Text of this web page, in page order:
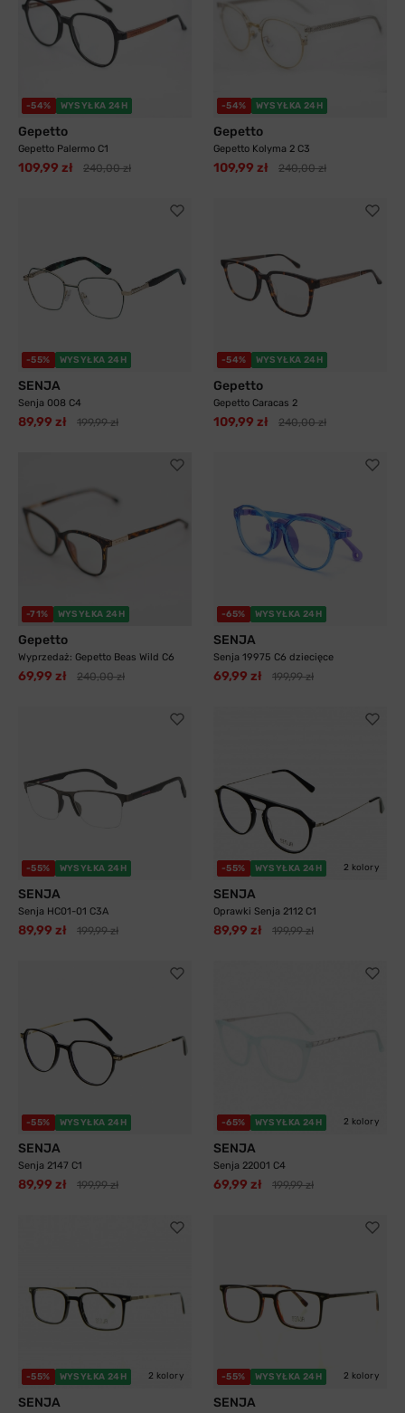
-54% WYSYŁKA 24H
Gepetto
Gepetto Palermo C1
109,99 zł 240,00 zł
-54% WYSYŁKA 24H
Gepetto
Gepetto Kolyma 2 C3
109,99 zł 240,00 zł
-55% WYSYŁKA 24H
SENJA
Senja 008 C4
89,99 zł 199,99 zł
-54% WYSYŁKA 24H
Gepetto
Gepetto Caracas 2
109,99 zł 240,00 zł
-71% WYSYŁKA 24H
Gepetto
Wyprzedaż: Gepetto Beas Wild C6
69,99 zł 240,00 zł
-65% WYSYŁKA 24H
SENJA
Senja 19975 C6 dziecięce
69,99 zł 199,99 zł
-55% WYSYŁKA 24H
SENJA
Senja HC01-01 C3A
89,99 zł 199,99 zł
-55% WYSYŁKA 24H 2 kolory
SENJA
Oprawki Senja 2112 C1
89,99 zł 199,99 zł
-55% WYSYŁKA 24H
SENJA
Senja 2147 C1
89,99 zł 199,99 zł
-65% WYSYŁKA 24H 2 kolory
SENJA
Senja 22001 C4
69,99 zł 199,99 zł
-55% WYSYŁKA 24H 2 kolory
SENJA
-55% WYSYŁKA 24H 2 kolory
SENJA